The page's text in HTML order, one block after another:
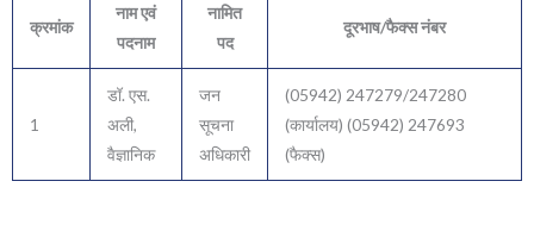
क्रमांक
नाम एवं
पदनाम
नामित
पद
दूरभाष/फैक्स नंबर
1
डॉ. एस.
अली,
वैज्ञानिक
जन
सूचना
अधिकारी
(05942) 247279/247280
(कार्यालय) (05942) 247693
(फैक्स)